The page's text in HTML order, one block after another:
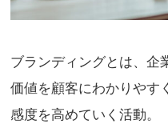
ブランディングとは、企
価値を顧客にわかりやす
感度を高めていく活動。